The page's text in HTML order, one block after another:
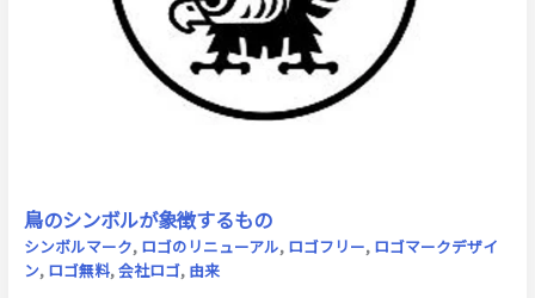
鳥のシンボルが象徴するもの
シンボルマーク, ロゴのリニューアル, ロゴフリー, ロゴマークデザイ
ン, ロゴ無料,会社ロゴ, 由来